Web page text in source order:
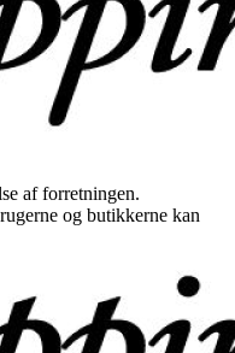
af forretningen.
og butikkerne kan